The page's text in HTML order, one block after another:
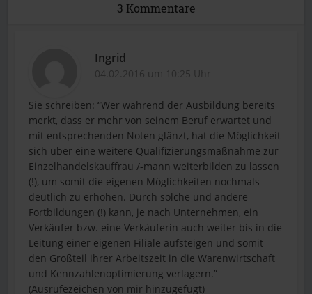
3 Kommentare
Ingrid
04.02.2016 um 10:25 Uhr
Sie schreiben: “Wer während der Ausbildung bereits
merkt, dass er mehr von seinem Beruf erwartet und
mit entsprechenden Noten glänzt, hat die Möglichkeit
sich über eine weitere Qualifizierungsmaßnahme zur
Einzelhandelskauffrau /-mann weiterbilden zu lassen
(!), um somit die eigenen Möglichkeiten nochmals
deutlich zu erhöhen. Durch solche und andere
Fortbildungen (!) kann, je nach Unternehmen, ein
Verkäufer bzw. eine Verkäuferin auch weiter bis in die
Leitung einer eigenen Filiale aufsteigen und somit
den Großteil ihrer Arbeitszeit in die Warenwirtschaft
und Kennzahlenoptimierung verlagern.”
(Ausrufezeichen von mir hinzugefügt)